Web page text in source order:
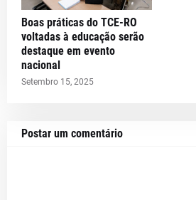
Boas práticas do TCE-RO
voltadas à educação serão
destaque em evento
nacional
Setembro 15, 2025
Postar um comentário